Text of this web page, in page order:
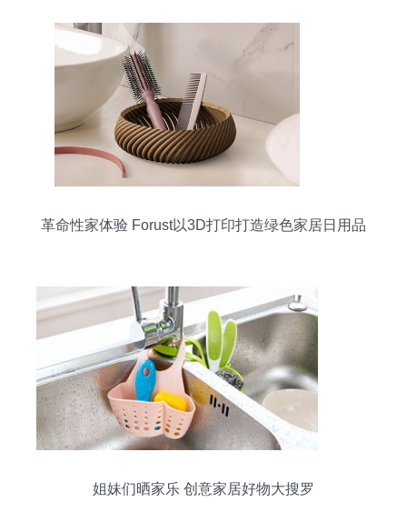
革命性家体验 Forust以3D打印打造绿色家居日用品
姐妹们晒家乐 创意家居好物大搜罗